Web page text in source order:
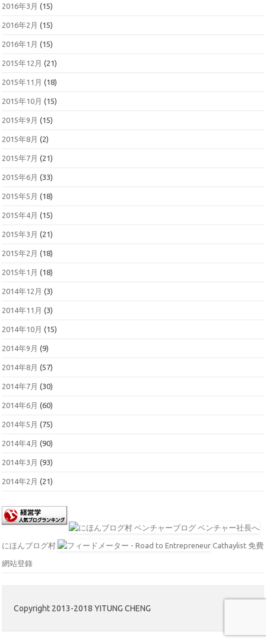
2016年3月 (15)
2016年2月 (15)
2016年1月 (15)
2015年12月 (21)
2015年11月 (18)
2015年10月 (15)
2015年9月 (15)
2015年8月 (2)
2015年7月 (21)
2015年6月 (33)
2015年5月 (18)
2015年4月 (15)
2015年3月 (21)
2015年2月 (18)
2015年1月 (18)
2014年12月 (3)
2014年11月 (3)
2014年10月 (15)
2014年9月 (9)
2014年8月 (57)
2014年7月 (30)
2014年6月 (60)
2014年5月 (75)
2014年4月 (90)
2014年3月 (93)
2014年2月 (21)
にほんブログ村 Cathaylist 免費
網站登錄
Copyright 2013-2018 YITUNG CHENG